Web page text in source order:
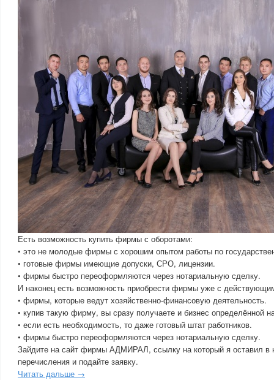
Есть возможность купить фирмы с оборотами:
• это не молодые фирмы с хорошим опытом работы по
• готовые фирмы имеющие допуски, СРО, лицензии.
• фирмы быстро переоформляются через нотариальную сделку.
И наконец есть возможность приобрести фирмы уже с
• фирмы, которые ведут хозяйственно-финансовую деятельность.
• купив такую фирму, вы сразу получаете и бизнес определённой
• если есть необходимость, то даже готовый штат работников.
• фирмы быстро переоформляются через нотариальную сделку.
Зайдите на сайт фирмы АДМИРАЛ, ссылку на который я оставил в
перечисления и подайте заявку.
Читать дальше →